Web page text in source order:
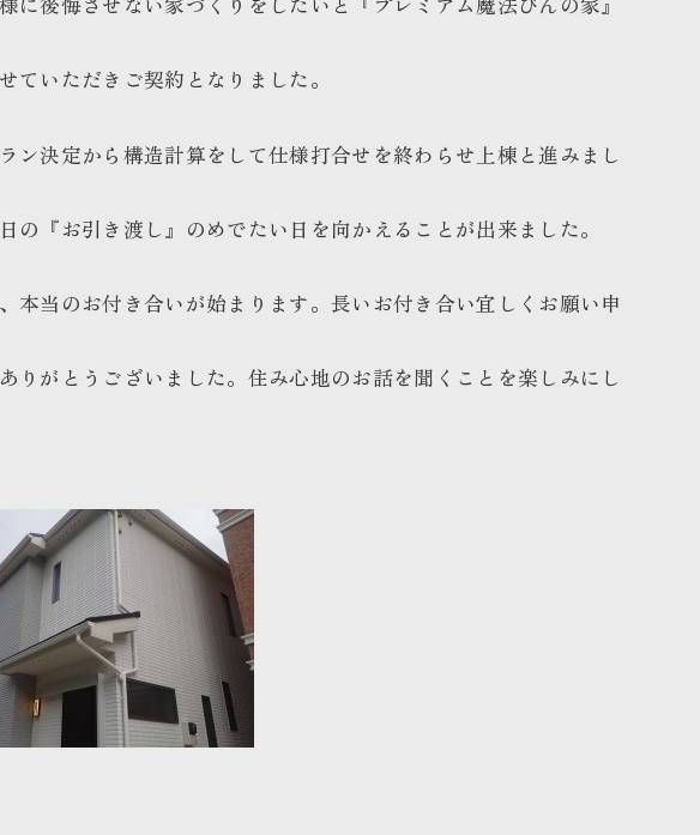
ていただきご契約となりました。
ン決定から構造計算をして仕様打合せを終わらせ上棟と進みまし
の『お引き渡し』のめでたい日を向かえることが出来ました。
本当のお付き合いが始まります。長いお付き合い宜しくお願い申
りがとうございました。住み心地のお話を聞くことを楽しみにし